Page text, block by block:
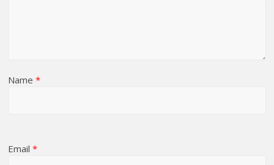
Name*
Email*